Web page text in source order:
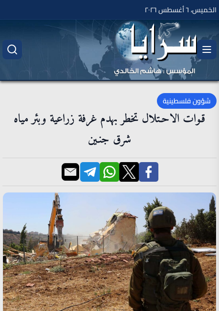
الخميس، ٦ أغسطس ٢٠٢٦
شؤون فلسطينية
قـوات الاحـتلال تخطر بهدم غرفة زراعية وبئر مياه
شرق جنـين